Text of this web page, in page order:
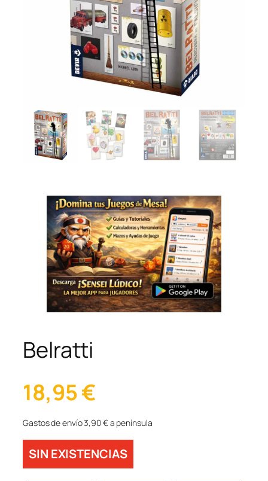
Belratti
18,95€
Gastos de envío 3,90 € a península
SIN EXISTENCIAS